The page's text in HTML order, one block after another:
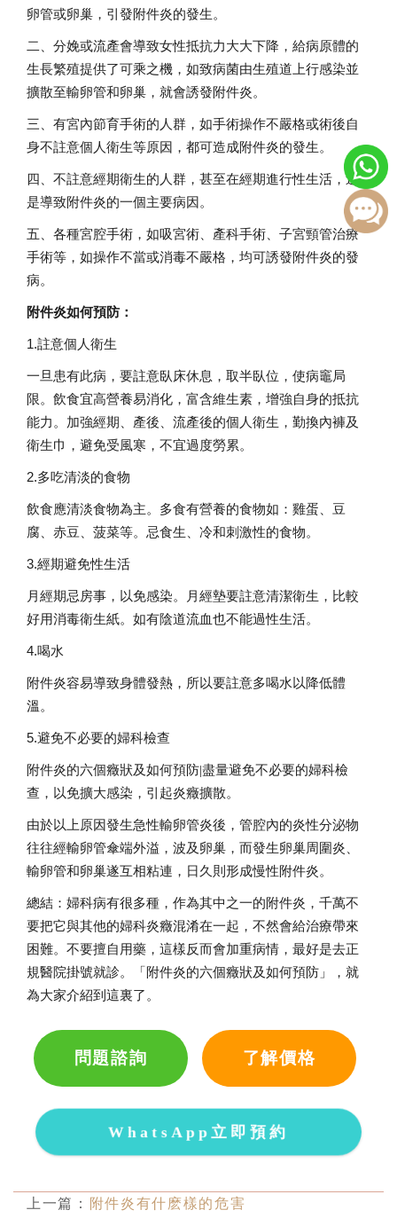
卵管或卵巢，引發附件炎的發生。
二、分娩或流產會導致女性抵抗力大大下降，給病原體的
生長繁殖提供了可乘之機，如致病菌由生殖道上行感染並
擴散至輸卵管和卵巢，就會誘發附件炎。
三、有宮內節育手術的人群，如手術操作不嚴格或術後自
身不註意個人衛生等原因，都可造成附件炎的發生。
四、不註意經期衛生的人群，甚至在經期進行性生活，這
是導致附件炎的一個主要病因。
五、各種宮腔手術，如吸宮術、產科手術、子宮頸管治療
手術等，如操作不當或消毒不嚴格，均可誘發附件炎的發
病。
附件炎如何預防：
1.註意個人衛生
一旦患有此病，要註意臥床休息，取半臥位，使病竈局
限。飲食宜高營養易消化，富含維生素，增強自身的抵抗
能力。加強經期、產後、流產後的個人衛生，勤換內褲及
衛生巾，避免受風寒，不宜過度勞累。
2.多吃清淡的食物
飲食應清淡食物為主。多食有營養的食物如：雞蛋、豆
腐、赤豆、菠菜等。忌食生、冷和刺激性的食物。
3.經期避免性生活
月經期忌房事，以免感染。月經墊要註意清潔衛生，比較
好用消毒衛生紙。如有陰道流血也不能過性生活。
4.喝水
附件炎容易導致身體發熱，所以要註意多喝水以降低體
溫。
5.避免不必要的婦科檢查
附件炎的六個癥狀及如何預防|盡量避免不必要的婦科檢
查，以免擴大感染，引起炎癥擴散。
由於以上原因發生急性輸卵管炎後，管腔內的炎性分泌物
往往經輸卵管傘端外溢，波及卵巢，而發生卵巢周圍炎、
輸卵管和卵巢遂互相粘連，日久則形成慢性附件炎。
總結：婦科病有很多種，作為其中之一的附件炎，千萬不
要把它與其他的婦科炎癥混淆在一起，不然會給治療帶來
困難。不要擅自用藥，這樣反而會加重病情，最好是去正
規醫院掛號就診。「附件炎的六個癥狀及如何預防」，就
為大家介紹到這裏了。
問題諮詢 了解價格
WhatsApp立即預約
上一篇： 附件炎有什麽樣的危害